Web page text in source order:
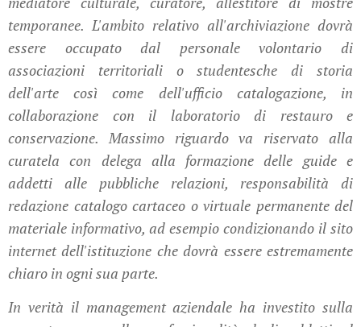
temporanee. L'ambito relativo all'archiviazione dovrà
essere occupato dal personale volontario di
associazioni territoriali o studentesche di storia
dell'arte così come dell'ufficio catalogazione, in
collaborazione con il laboratorio di restauro e
conservazione. Massimo riguardo va riservato alla
curatela con delega alla formazione delle guide e
addetti alle pubbliche relazioni, responsabilità di
redazione catalogo cartaceo o virtuale permanente del
materiale informativo, ad esempio condizionando il sito
internet dell'istituzione che dovrà essere estremamente
chiaro in ogni sua parte.
In verità il management aziendale ha investito sulla